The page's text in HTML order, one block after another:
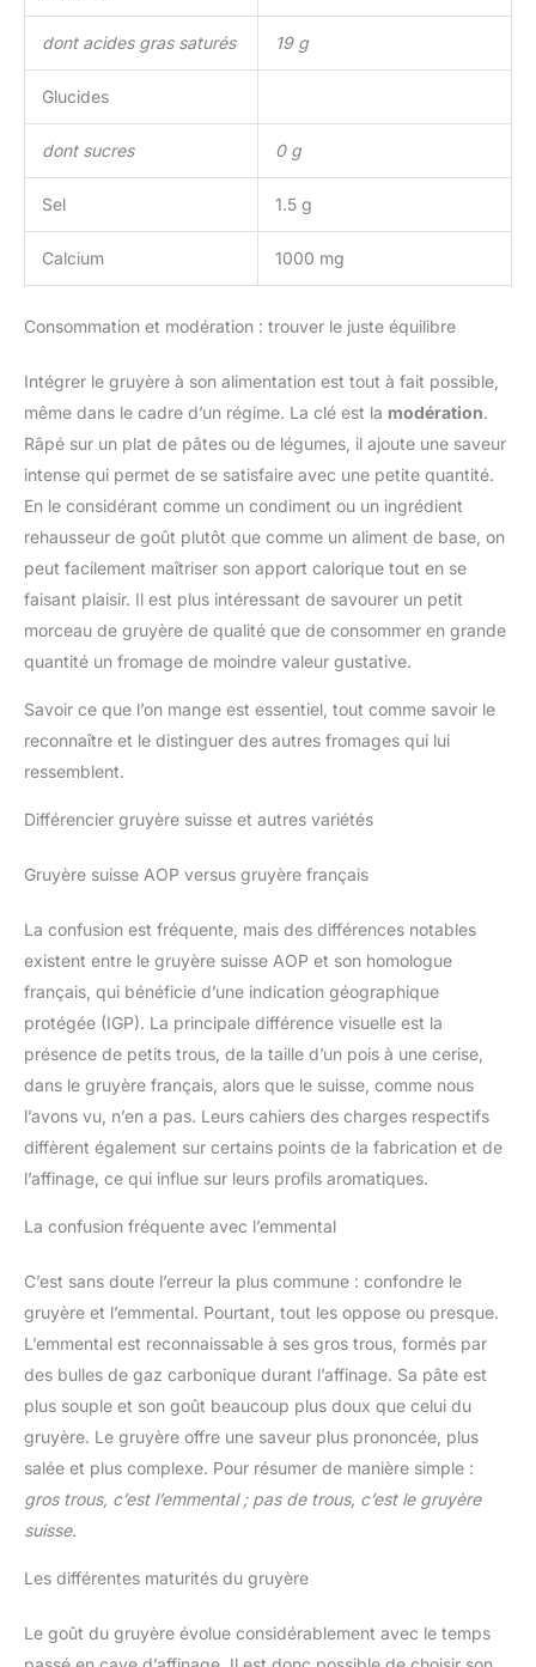
dont acides gras saturés 19 g
Glucides
dont sucres 0 g
Sel 1.5 g
Calcium 1000 mg
Consommation et modération : trouver le juste équilibre
Intégrer le gruyère à son alimentation est tout à fait possible,
même dans le cadre d’un régime. La clé est la modération.
Râpé sur un plat de pâtes ou de légumes, il ajoute une saveur
intense qui permet de se satisfaire avec une petite quantité.
En le considérant comme un condiment ou un ingrédient
rehausseur de goût plutôt que comme un aliment de base, on
peut facilement maîtriser son apport calorique tout en se
faisant plaisir. Il est plus intéressant de savourer un petit
morceau de gruyère de qualité que de consommer en grande
quantité un fromage de moindre valeur gustative.
Savoir ce que l’on mange est essentiel, tout comme savoir le
reconnaître et le distinguer des autres fromages qui lui
ressemblent.
Différencier gruyère suisse et autres variétés
Gruyère suisse AOP versus gruyère français
La confusion est fréquente, mais des différences notables
existent entre le gruyère suisse AOP et son homologue
français, qui bénéficie d’une indication géographique
protégée (IGP). La principale différence visuelle est la
présence de petits trous, de la taille d’un pois à une cerise,
dans le gruyère français, alors que le suisse, comme nous
l’avons vu, n’en a pas. Leurs cahiers des charges respectifs
diffèrent également sur certains points de la fabrication et de
l’affinage, ce qui influe sur leurs profils aromatiques.
La confusion fréquente avec l’emmental
C’est sans doute l’erreur la plus commune : confondre le
gruyère et l’emmental. Pourtant, tout les oppose ou presque.
L’emmental est reconnaissable à ses gros trous, formés par
des bulles de gaz carbonique durant l’affinage. Sa pâte est
plus souple et son goût beaucoup plus doux que celui du
gruyère. Le gruyère offre une saveur plus prononcée, plus
salée et plus complexe. Pour résumer de manière simple :
gros trous, c’est l’emmental ; pas de trous, c’est le gruyère
suisse.
Les différentes maturités du gruyère
Le goût du gruyère évolue considérablement avec le temps